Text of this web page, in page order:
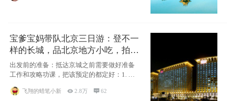
宝爹宝妈带队北京三日游：登不一
样的长城，品北京地方小吃，拍盘
古七星夜景！
出发前的准备：抵达京城之前需要做好准备
工作和攻略功课，把该预定的都定好：1. 酒
飞翔的蜡笔小新 2.8万 62